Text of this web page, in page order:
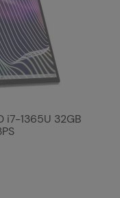
i7-1365U 32GB